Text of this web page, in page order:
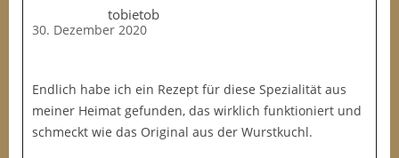
tobietob
30. Dezember 2020
Endlich habe ich ein Rezept für diese Spezialität aus
meiner Heimat gefunden, das wirklich funktioniert und
schmeckt wie das Original aus der Wurstkuchl.